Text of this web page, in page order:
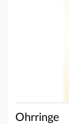
Ohrringe